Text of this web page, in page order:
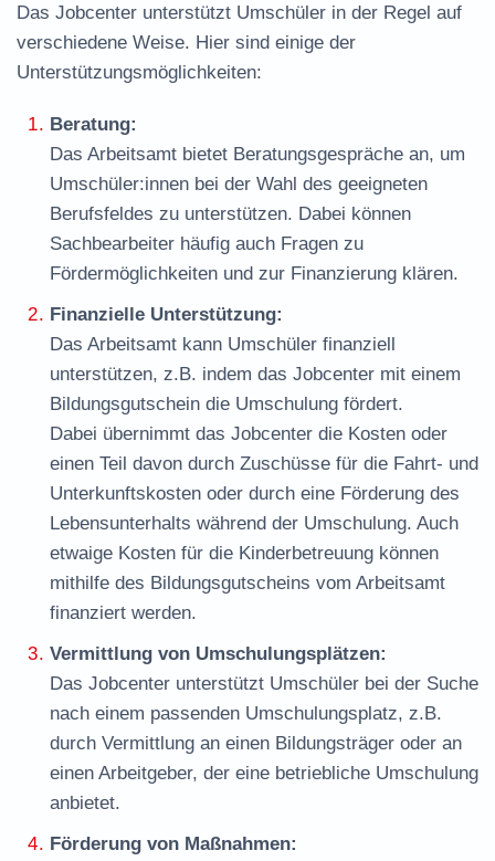
Das Jobcenter unterstützt Umschüler in der Regel auf
verschiedene Weise. Hier sind einige der
Unterstützungsmöglichkeiten:
Beratung:
Das Arbeitsamt bietet Beratungsgespräche an, um
Umschüler:innen bei der Wahl des geeigneten
Berufsfeldes zu unterstützen. Dabei können
Sachbearbeiter häufig auch Fragen zu
Fördermöglichkeiten und zur Finanzierung klären.
Finanzielle Unterstützung:
Das Arbeitsamt kann Umschüler finanziell
unterstützen, z.B. indem das Jobcenter mit einem
Bildungsgutschein die Umschulung fördert.
Dabei übernimmt das Jobcenter die Kosten oder
einen Teil davon durch Zuschüsse für die Fahrt- und
Unterkunftskosten oder durch eine Förderung des
Lebensunterhalts während der Umschulung. Auch
etwaige Kosten für die Kinderbetreuung können
mithilfe des Bildungsgutscheins vom Arbeitsamt
finanziert werden.
Vermittlung von Umschulungsplätzen:
Das Jobcenter unterstützt Umschüler bei der Suche
nach einem passenden Umschulungsplatz, z.B.
durch Vermittlung an einen Bildungsträger oder an
einen Arbeitgeber, der eine betriebliche Umschulung
anbietet.
Förderung von Maßnahmen: